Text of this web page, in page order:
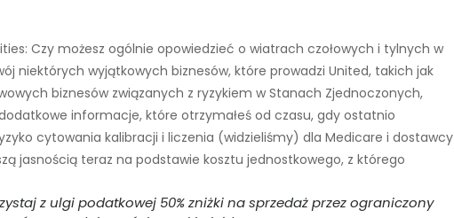
Czy możesz ogólnie opowiedzieć o wiatrach czołowych i tylnych w
niektórych wyjątkowych biznesów, które prowadzi United, takich jak
biznesów związanych z ryzykiem w Stanach Zjednoczonych,
informacje, które otrzymałeś od czasu, gdy ostatnio
cytowania kalibracji i liczenia (widzieliśmy) dla Medicare i dostawcy
jasnością teraz na podstawie kosztu jednostkowego, z którego
z ulgi podatkowej 50% zniżki na sprzedaż przez ograniczony